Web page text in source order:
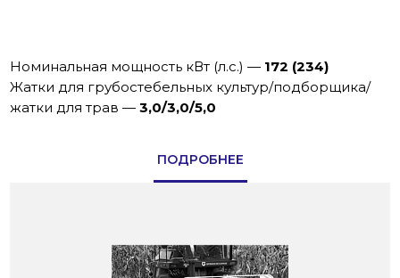
Номинальная мощность кВт (л.с.) — 172 (234)
Жатки для грубостебельных культур/подборщика/
жатки для трав —3,0/3,0/5,0
ПОДРОБНЕЕ